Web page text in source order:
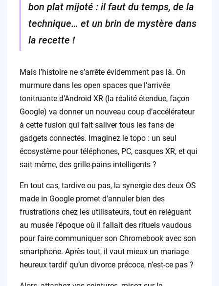
bon plat mijoté : il faut du temps, de la
technique… et un brin de mystère dans
la recette !
Mais l’histoire ne s’arrête évidemment pas là. On
murmure dans les open spaces que l’arrivée
tonitruante d’Android XR (la réalité étendue, façon
Google) va donner un nouveau coup d’accélérateur
à cette fusion qui fait saliver tous les fans de
gadgets connectés. Imaginez le topo : un seul
écosystème pour téléphones, PC, casques XR, et qui
sait même, des grille-pains intelligents ?
En tout cas, tardive ou pas, la synergie des deux OS
made in Google promet d’annuler bien des
frustrations chez les utilisateurs, tout en reléguant
au musée l’époque où il fallait des rituels vaudous
pour faire communiquer son Chromebook avec son
smartphone. Après tout, il vaut mieux un mariage
heureux tardif qu’un divorce précoce, n’est-ce pas ?